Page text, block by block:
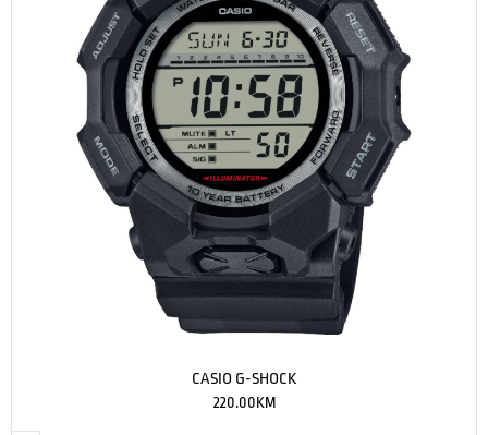
CASIO G-SHOCK
220.00KM